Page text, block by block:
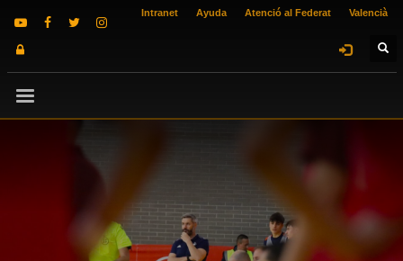
Intranet Ayuda Atenció al Federat Valencià